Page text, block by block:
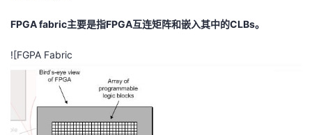
FPGA fabric主要是指FPGA互连矩阵和嵌入其中的CLBs。
![FGPA Fabric